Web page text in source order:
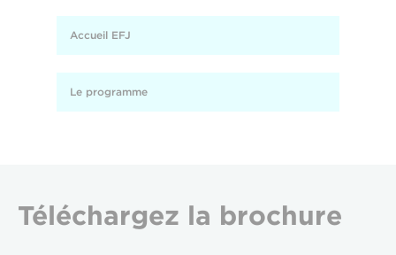
Accueil EFJ
Le programme
Téléchargez la brochure